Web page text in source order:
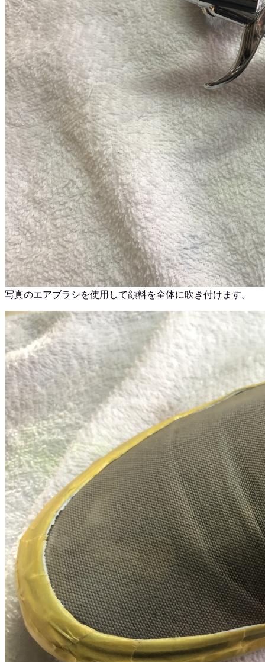
写真のエアブラシを使用して顔料を全体に吹き付けます。